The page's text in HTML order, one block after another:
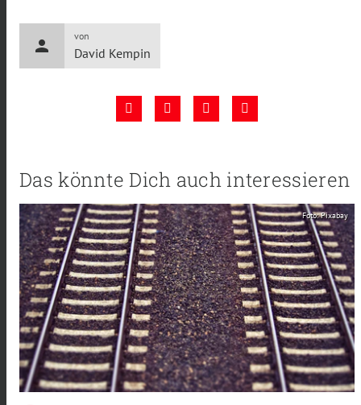
person
von
David Kempin
Das könnte Dich auch interessieren
Foto: Pixabay